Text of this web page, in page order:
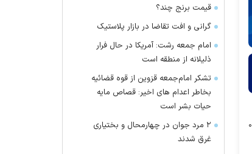
۰
قیمت برنج چند؟
گرانی و افت تقاضا در بازار پلاستیک
امام جمعه رشت: آمریکا در حال فرار
ذلیلانه از منطقه است
تشکر امام‌جمعه قزوین از قوه قضائیه
بخاطر اعدام های اخیر: قصاص مایه
حیات بشر است
۲ مرد جوان در چهارمحال و بختیاری
غرق شدند